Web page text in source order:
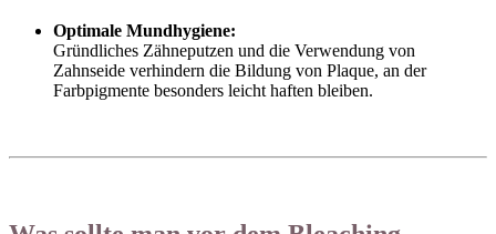
Optimale Mundhygiene:
Gründliches Zähneputzen und die Verwendung von
Zahnseide verhindern die Bildung von Plaque, an der
Farbpigmente besonders leicht haften bleiben.